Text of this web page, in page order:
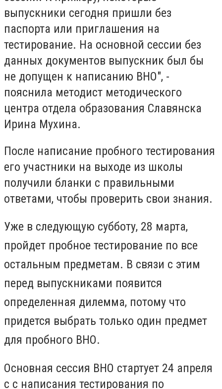
выпускники сегодня пришли без
паспорта или приглашения на
тестирование. На основной сессии без
данных документов выпускник был бы
не допущен к написанию ВНО", -
пояснила методист методического
центра отдела образования Славянска
Ирина Мухина.
После написание пробного тестирования
его участники на выходе из школы
получили бланки с правильными
ответами, чтобы проверить свои знания.
Уже в следующую субботу, 28 марта,
пройдет пробное тестирование по все
остальным предметам. В связи с этим
перед выпускниками появится
определенная дилемма, потому что
придется выбрать только один предмет
для пробного ВНО.
Основная сессия ВНО стартует 24 апреля
с с написания тестирования по